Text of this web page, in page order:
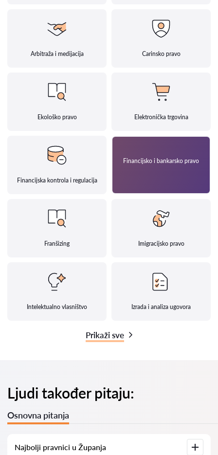
Arbitraža i medijacija Carinsko pravo
Ekološko pravo Elektronička trgovina
Financijska kontrola i regulacija
Financijsko i bankarsko pravo
Franšizing Imigracijsko pravo
Intelektualno vlasništvo Izrada i analiza ugovora
Prikaži sve
Ljudi također pitaju:
Osnovna pitanja
Najbolji pravnici u Županja